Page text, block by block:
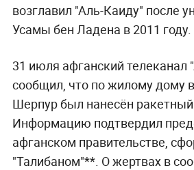
возглавил "Аль-Каиду" после
Усамы бен Ладена в 2011 году.
31 июля афганский телеканал
сообщил, что по жилому дому
Шерпур был нанесён ракетный
Информацию подтвердил
афганском правительстве,
"Талибаном"**. О жертвах в